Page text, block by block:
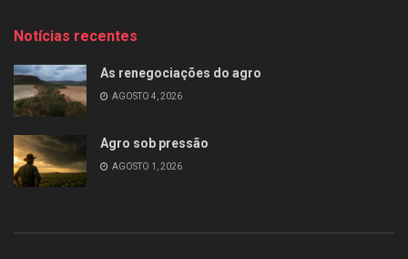
Notícias recentes
As renegociações do agro
AGOSTO 4, 2026
Agro sob pressão
AGOSTO 1, 2026